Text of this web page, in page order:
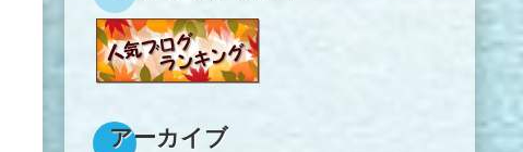
アーカイブ